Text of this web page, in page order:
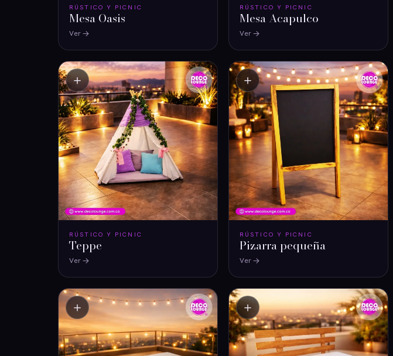
RÚSTICO Y PICNIC
Mesa Oasis
Ver
RÚSTICO Y PICNIC
Mesa Acapulco
Ver
RÚSTICO Y PICNIC
Teppe
Ver
＋
RÚSTICO Y PICNIC
Pizarra pequeña
Ver
＋
＋ ＋